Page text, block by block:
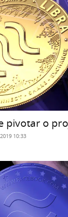
pivotar o
10:33